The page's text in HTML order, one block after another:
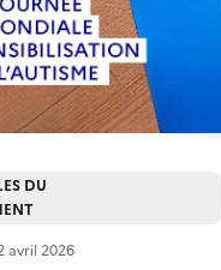
DU
avril 2026